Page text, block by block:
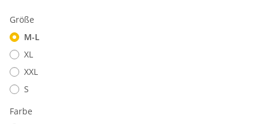
Größe
M-L
XL
XXL
S
Farbe